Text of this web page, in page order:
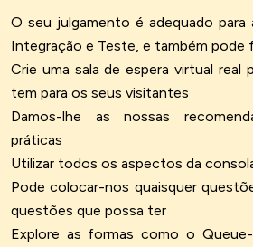
O seu julgamento é adequado
Integração e Teste, e também pode
Crie uma sala de espera virtual real
tem para os seus visitantes
Damos-lhe as nossas
práticas
Utilizar todos os aspectos da
Pode colocar-nos quaisquer
questões que possa ter
Explore as formas como o